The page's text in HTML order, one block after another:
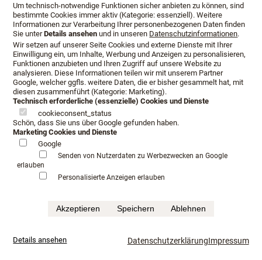
Den Zeitpunkt der Beratung
bestimmen Sie.
Herr Lang und Frau Wosmüller widmen sich auf Wunsch
persönlich Ihrem neuen Möbelstück.
Mit Erfahrung und ganz besonderem Engagement entsteht
ein Bett, welches Ihren persönlichen gehobenen
Ansprüchen gerecht wird.
den richtigen und sinnvollen Einsatz des Naturmaterials
Das Naturmaterial Seide kühlt Sie im Sommer und eine
Um technisch-notwendige Funktionen sicher anbieten zu können, sind
bestimmte Cookies immer aktiv (Kategorie: essenziell). Weitere
Informationen zur Verarbeitung Ihrer personenbezogenen Daten finden
Sie unterDetails ansehen und in unseren Datenschutzinformationen.
Wir setzen auf unserer Seite Cookies und externe Dienste mit Ihrer
Einwilligung ein, um Inhalte, Werbung und Anzeigen zu personalisieren,
Funktionen anzubieten und Ihren Zugriff auf unsere Website zu
analysieren. Diese Informationen teilen wir mit unserem Partner
Google, welcher ggfls. weitere Daten, die er bisher gesammelt hat, mit
diesen zusammenführt (Kategorie: Marketing).
Technisch erforderliche (essenzielle) Cookies und Dienste
cookieconsent_status
Schön, dass Sie uns über Google gefunden haben.
Marketing Cookies und Dienste
Google
Senden von Nutzerdaten zu Werbezwecken an Google
erlauben
Personalisierte Anzeigen erlauben
Akzeptieren Speichern Ablehnen
Details ansehen DatenschutzerklärungImpressum